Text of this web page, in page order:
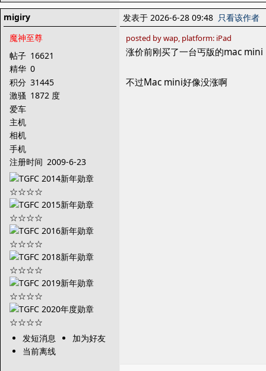
migiry
魔神至尊
帖子 16621
精华 0
积分 31445
激骚 1872 度
爱车
主机
相机
手机
注册时间 2009-6-23
发短消息
加为好友
当前离线
发表于 2026-6-28 09:48 只看该作者
posted by wap, platform: iPad
涨价前刚买了一台丐版的mac mini
不过Mac mini好像没涨啊